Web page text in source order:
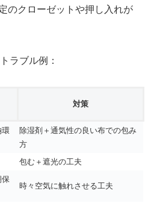
のクローゼットや押し入れが
ラブル例：
対策
環
除湿剤＋通気性の良い布での包み
方
包む＋遮光の工夫
保
時々空気に触れさせる工夫